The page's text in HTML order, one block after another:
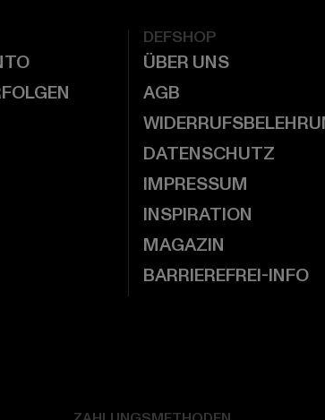
DEFSHOP
ÜBER UNS
AGB
DATENSCHUTZ
IMPRESSUM
INSPIRATION
MAGAZIN
BARRIEREFREI-INFO